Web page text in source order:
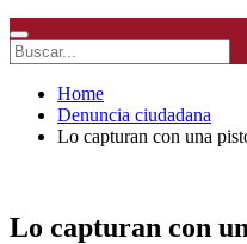
Home
Denuncia ciudadana
Lo capturan con una
Lo capturan con